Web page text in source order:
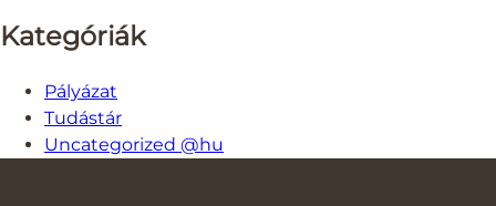
Kategóriák
Pályázat
Tudástár
Uncategorized @hu